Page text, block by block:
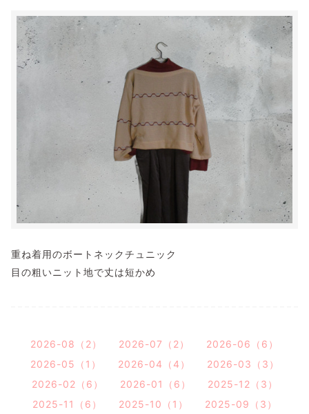
重ね着用のボートネックチュニック
目の粗いニット地で丈は短かめ
2026-08（2） 2026-07（2）
2026-06（6）
2026-05（1）
2026-04（4）
2026-03（3）
2026-02（6）
2026-01（6）
2025-12（3）
2025-11（6）
2025-10（1）
2025-09（3）